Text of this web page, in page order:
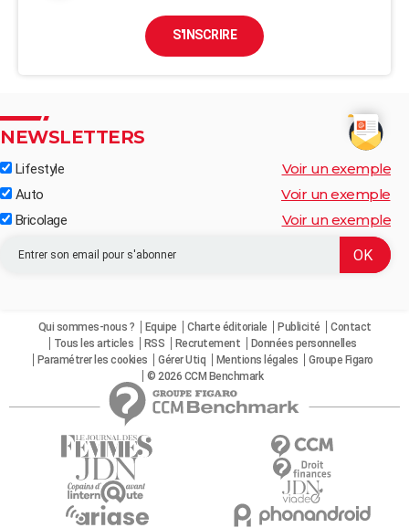
S'INSCRIRE
NEWSLETTERS
Lifestyle Voir un exemple
Auto Voir un exemple
Bricolage Voir un exemple
Qui sommes-nous ? Equipe Charte éditoriale Publicité
Contact
Tous les articles
RSS Recrutement
Données personnelles
Paramétrer les cookies
Gérer Utiq Mentions légales
Groupe Figaro
© 2026 CCM Benchmark